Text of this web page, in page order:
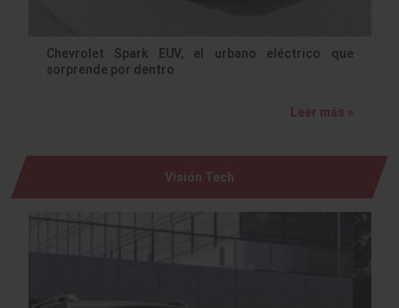
Chevrolet Spark EUV, el urbano eléctrico que
sorprende por dentro
Leer más »
Visión Tech